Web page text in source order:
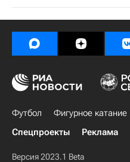
Футбол Фигурное катание
Спецпроекты
Реклама
Версия 2023.1 Beta